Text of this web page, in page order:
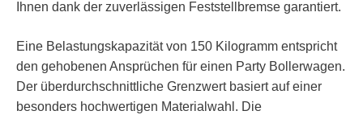
Ihnen dank der zuverlässigen Feststellbremse garantiert.
Eine Belastungskapazität von 150 Kilogramm entspricht
den gehobenen Ansprüchen für einen Party Bollerwagen.
Der überdurchschnittliche Grenzwert basiert auf einer
besonders hochwertigen Materialwahl. Die